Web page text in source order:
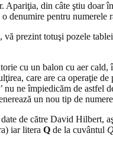
Apariţia, din câte ştiu doar
denumire pentru numerele
vă prezint totuşi pozele
cu un balon cu aer
care are ca operaţie
nu ne împiedicăm de
un nou tip de
de către David Hilbert,
iar litera Q de la cuvântul